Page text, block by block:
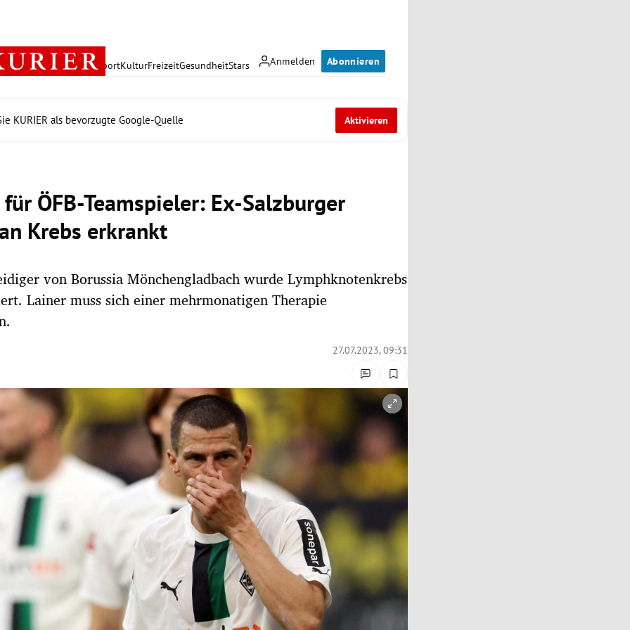
Anmelden Abonnieren
PolitikWirtschaft SportKulturFreizeitGesundheitStars
KURIER als bevorzugte Google-Quelle Aktivieren
für ÖFB-Teamspieler: Ex-Salzburger
Krebs erkrankt
von Borussia Mönchengladbach wurde Lymphknotenkrebs
Lainer muss sich einer mehrmonatigen Therapie
27.07.2023, 09:31
öffnen/schließen